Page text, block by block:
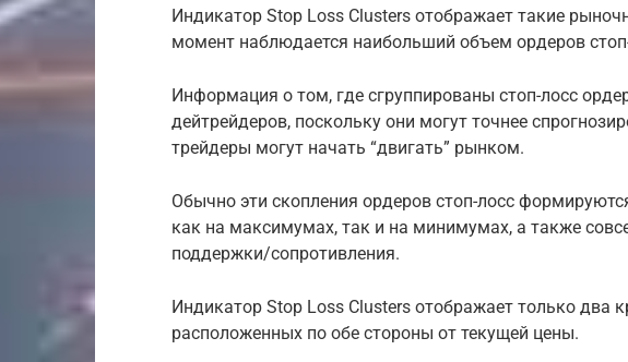
Индикатор Stop Loss Clusters отображает такие
момент наблюдается наибольший объем ордеров
Информация о том, где сгруппированы стоп-лосс
дейтрейдеров, поскольку они могут точнее
трейдеры могут начать “двигать” рынком.
Обычно эти скопления ордеров стоп-лосс
как на максимумах, так и на минимумах, а также
поддержки/сопротивления.
Индикатор Stop Loss Clusters отображает только два
расположенных по обе стороны от текущей цены.